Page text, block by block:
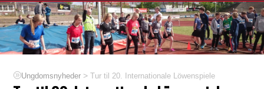
Ungdomsnyheder >Tur til 20. Internationale Löwenspiele